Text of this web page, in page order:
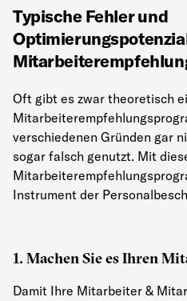
Typische Fehler und
Oft gibt es zwar theoretisch
verschiedenen Gründen gar
sogar falsch genutzt. Mit
Instrument der
1. Machen Sie es Ihren
Damit Ihre Mitarbeiter &